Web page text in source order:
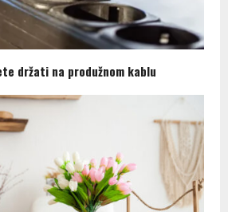
držati na produžnom kablu